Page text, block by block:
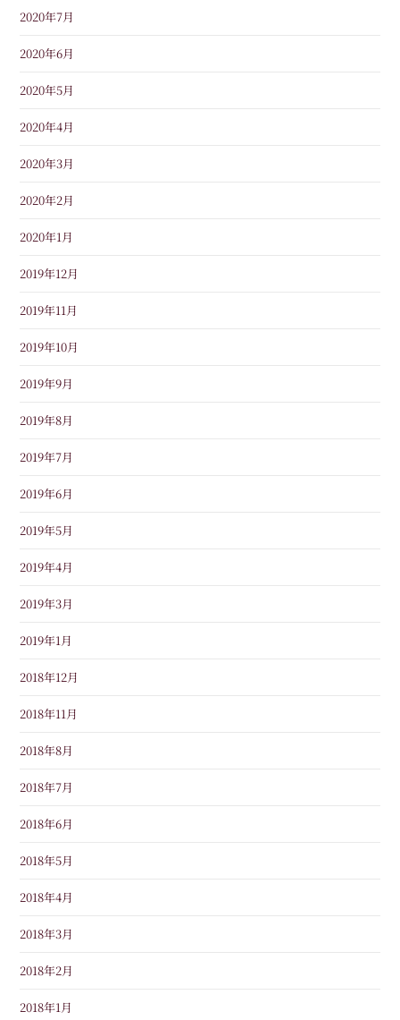
2020年7月
2020年6月
2020年5月
2020年4月
2020年3月
2020年2月
2020年1月
2019年12月
2019年11月
2019年10月
2019年9月
2019年8月
2019年7月
2019年6月
2019年5月
2019年4月
2019年3月
2019年1月
2018年12月
2018年11月
2018年8月
2018年7月
2018年6月
2018年5月
2018年4月
2018年3月
2018年2月
2018年1月